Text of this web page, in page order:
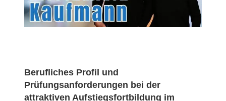
Berufliches Profil und
Prüfungsanforderungen bei der
attraktiven Aufstiegsfortbildung im